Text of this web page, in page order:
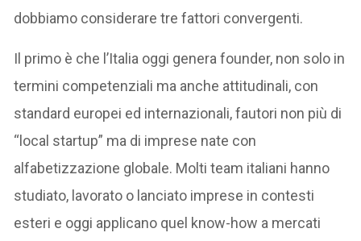
dobbiamo considerare tre fattori convergenti.
Il primo è che l’Italia oggi genera founder, non solo in
termini competenziali ma anche attitudinali, con
standard europei ed internazionali, fautori non più di
“local startup” ma di imprese nate con
alfabetizzazione globale. Molti team italiani hanno
studiato, lavorato o lanciato imprese in contesti
esteri e oggi applicano quel know-how a mercati